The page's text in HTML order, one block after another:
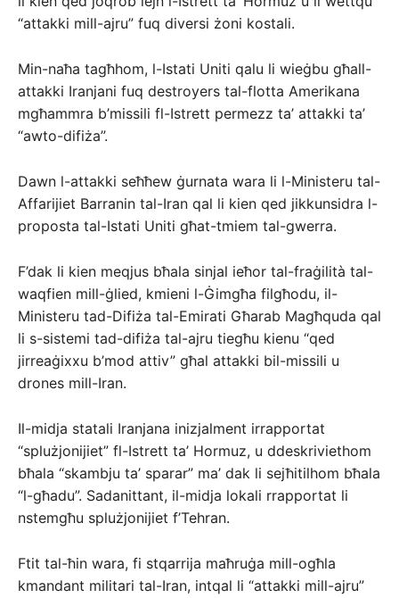
“attakki mill-ajru” fuq diversi żoni kostali.
Min-naħa tagħhom, l-Istati Uniti qalu li wieġbu għall-
attakki Iranjani fuq destroyers tal-flotta Amerikana
mgħammra b’missili fl-Istrett permezz ta’ attakki ta’
“awto-difiża”.
Dawn l-attakki seħħew ġurnata wara li l-Ministeru tal-
Affarijiet Barranin tal-Iran qal li kien qed jikkunsidra l-
proposta tal-Istati Uniti għat-tmiem tal-gwerra.
F’dak li kien meqjus bħala sinjal ieħor tal-fraġilità tal-
waqfien mill-ġlied, kmieni l-Ġimgħa filgħodu, il-
Ministeru tad-Difiża tal-Emirati Għarab Magħquda qal
li s-sistemi tad-difiża tal-ajru tiegħu kienu “qed
jirreaġixxu b’mod attiv” għal attakki bil-missili u
drones mill-Iran.
Il-midja statali Iranjana inizjalment irrapportat
“splużjonijiet” fl-Istrett ta’ Hormuz, u ddeskriviethom
bħala “skambju ta’ sparar” ma’ dak li sejħitilhom bħala
“l-għadu”. Sadanittant, il-midja lokali rrapportat li
nstemgħu splużjonijiet f’Tehran.
Ftit tal-ħin wara, fi stqarrija maħruġa mill-ogħla
kmandant militari tal-Iran, intqal li “attakki mill-ajru”